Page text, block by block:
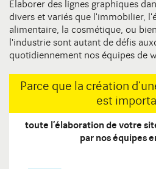
Elaborer des lignes graphiques
divers et variés que l'immobilier,
alimentaire, la cosmétique, ou
l'industrie sont autant de défis
quotidiennement nos équipes de
Parce que la création
est
toute l’élaboration de votre
par nos équipes